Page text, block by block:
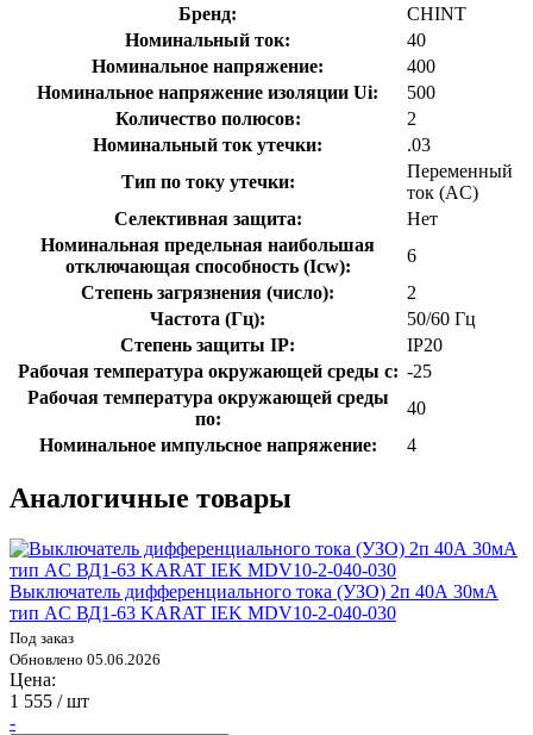
Бренд:
CHINT
Номинальный ток:
40
Номинальное напряжение:
400
Номинальное напряжение изоляции Ui:
500
Количество полюсов:
2
Номинальный ток утечки:
.03
Тип по току утечки:
Переменный
ток (AC)
Селективная защита:
Нет
Номинальная предельная наибольшая
отключающая способность (Icw):
6
Степень загрязнения (число):
2
Частота (Гц):
50/60 Гц
Степень защиты IP:
IP20
Рабочая температура окружающей среды с: -25
Рабочая температура окружающей среды
по:
40
Номинальное импульсное напряжение:
4
Аналогичные товары
Выключатель дифференциального тока (УЗО) 2п 40А 30мА
тип AC ВД1-63 KARAT IEK MDV10-2-040-030
Под заказ
Обновлено 05.06.2026
Цена:
1 555 / шт
-